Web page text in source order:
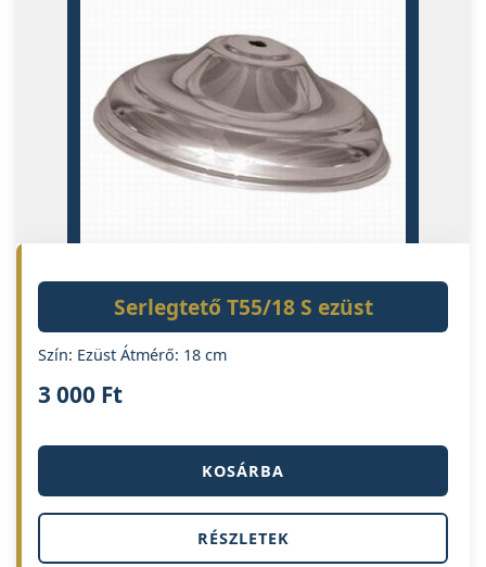
Serlegtető T55/18 S ezüst
Szín: Ezüst Átmérő: 18 cm
3 000 Ft
KOSÁRBA
RÉSZLETEK